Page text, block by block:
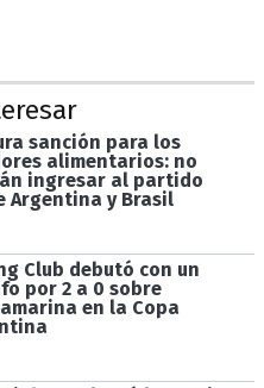
sanción para los
alimentarios: no
ingresar al partido
Argentina y Brasil
Club debutó con un
por 2 a 0 sobre
en la Copa